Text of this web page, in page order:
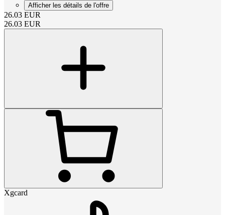
Afficher les détails de l'offre
26.03 EUR
26.03 EUR
Xgcard